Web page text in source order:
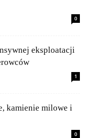
0
eksploatacji
1
kamienie milowe i
0